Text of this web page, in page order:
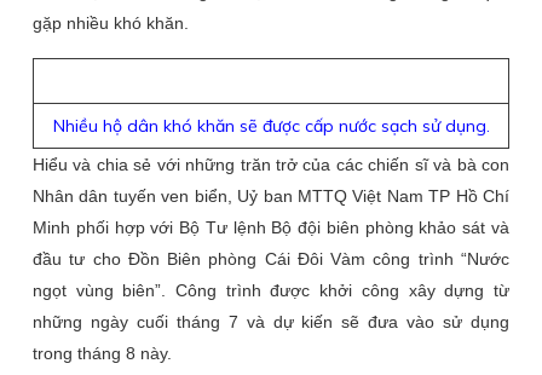
gặp nhiều khó khăn.
Nhiều hộ dân khó khăn sẽ được cấp nước sạch sử dụng.
Hiểu và chia sẻ với những trăn trở của các chiến sĩ và bà con
Nhân dân tuyến ven biển, Uỷ ban MTTQ Việt Nam TP Hồ Chí
Minh phối hợp với Bộ Tư lệnh Bộ đội biên phòng khảo sát và
đầu tư cho Đồn Biên phòng Cái Đôi Vàm công trình “Nước
ngọt vùng biên”. Công trình được khởi công xây dựng từ
những ngày cuối tháng 7 và dự kiến sẽ đưa vào sử dụng
trong tháng 8 này.